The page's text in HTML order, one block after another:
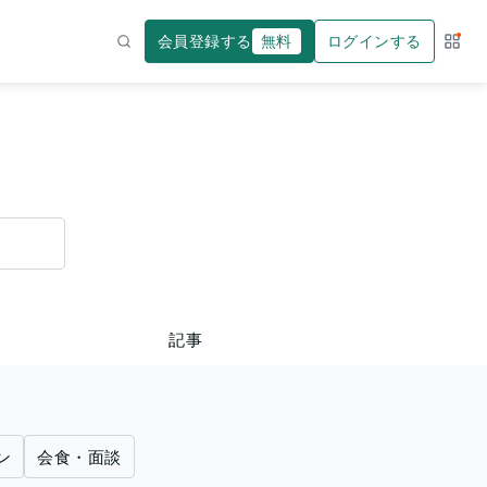
会員登録する 無料 ログインする サー
記事
会食・面談